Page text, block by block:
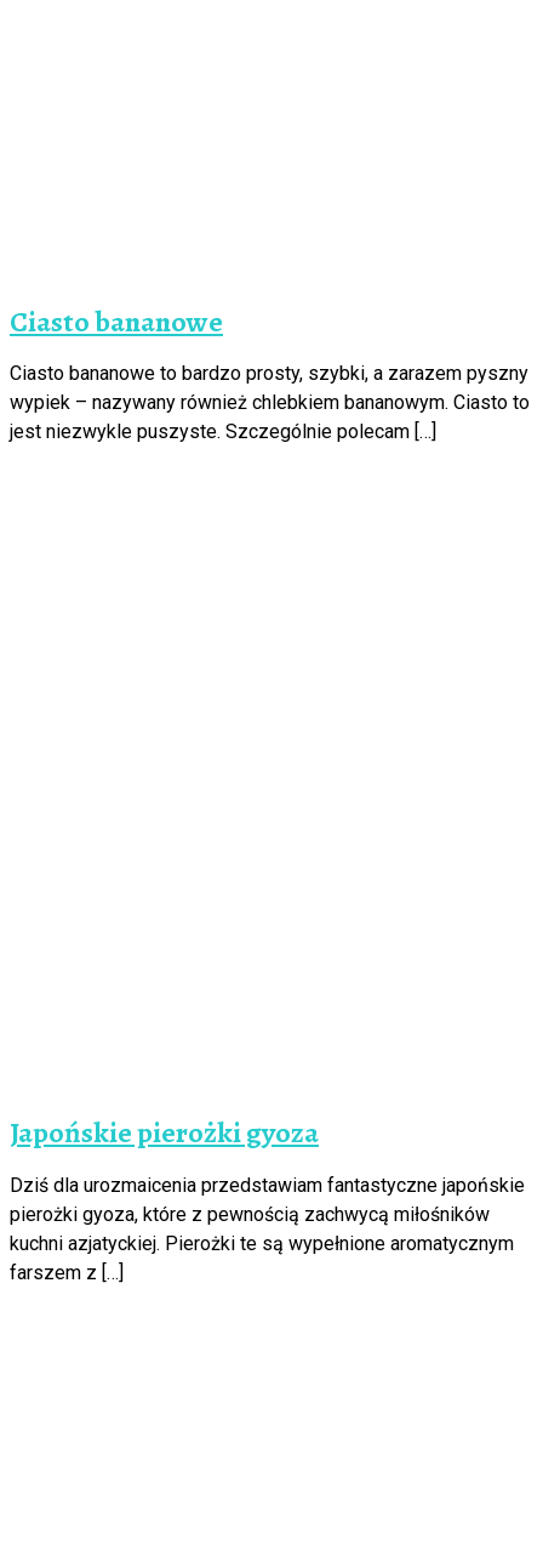
Ciasto bananowe
Ciasto bananowe to bardzo prosty, szybki, a zarazem pyszny
wypiek – nazywany również chlebkiem bananowym. Ciasto to
jest niezwykle puszyste. Szczególnie polecam […]
Japońskie pierożki gyoza
Dziś dla urozmaicenia przedstawiam fantastyczne japońskie
pierożki gyoza, które z pewnością zachwycą miłośników
kuchni azjatyckiej. Pierożki te są wypełnione aromatycznym
farszem z […]